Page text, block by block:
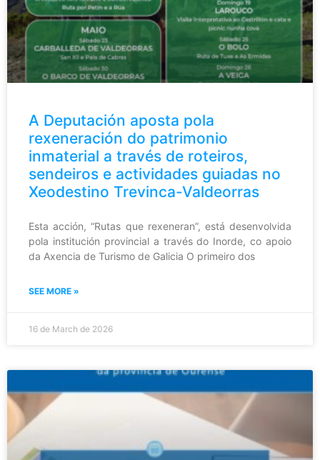
A Deputación aposta pola
rexeneración do patrimonio
inmaterial a través de roteiros,
sendeiros e actividades guiadas no
Xeodestino Trevinca-Valdeorras
Esta acción, “Rutas que rexeneran”, está desenvolvida
pola institución provincial a través do Inorde, co apoio
da Axencia de Turismo de Galicia O primeiro dos
SEE MORE »
16 de March de 2026